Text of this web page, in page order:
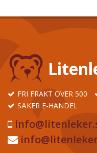
FRI FRAKT ÖVER 500
SÄKER E-HANDEL